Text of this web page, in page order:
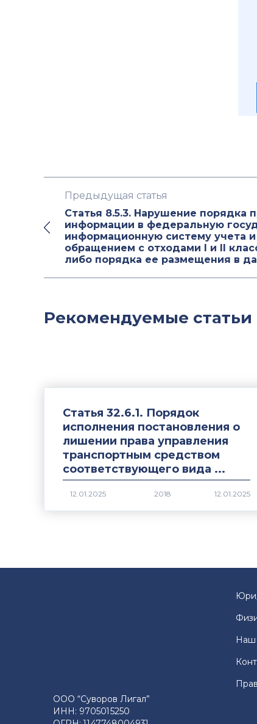
Предыдущая статья
Статья 8.5.3. Нарушение порядка
информации в федеральную
информационную систему учета и
обращением с отходами I и II
либо порядка ее размещения в
Рекомендуемые статьи
Статья 32.6.1. Порядок
исполнения постановления о
лишении права управления
транспортным средством
соответствующего вида ...
2018
ООО “Суворов Лигал”
ИНН: 9705015250
Наш